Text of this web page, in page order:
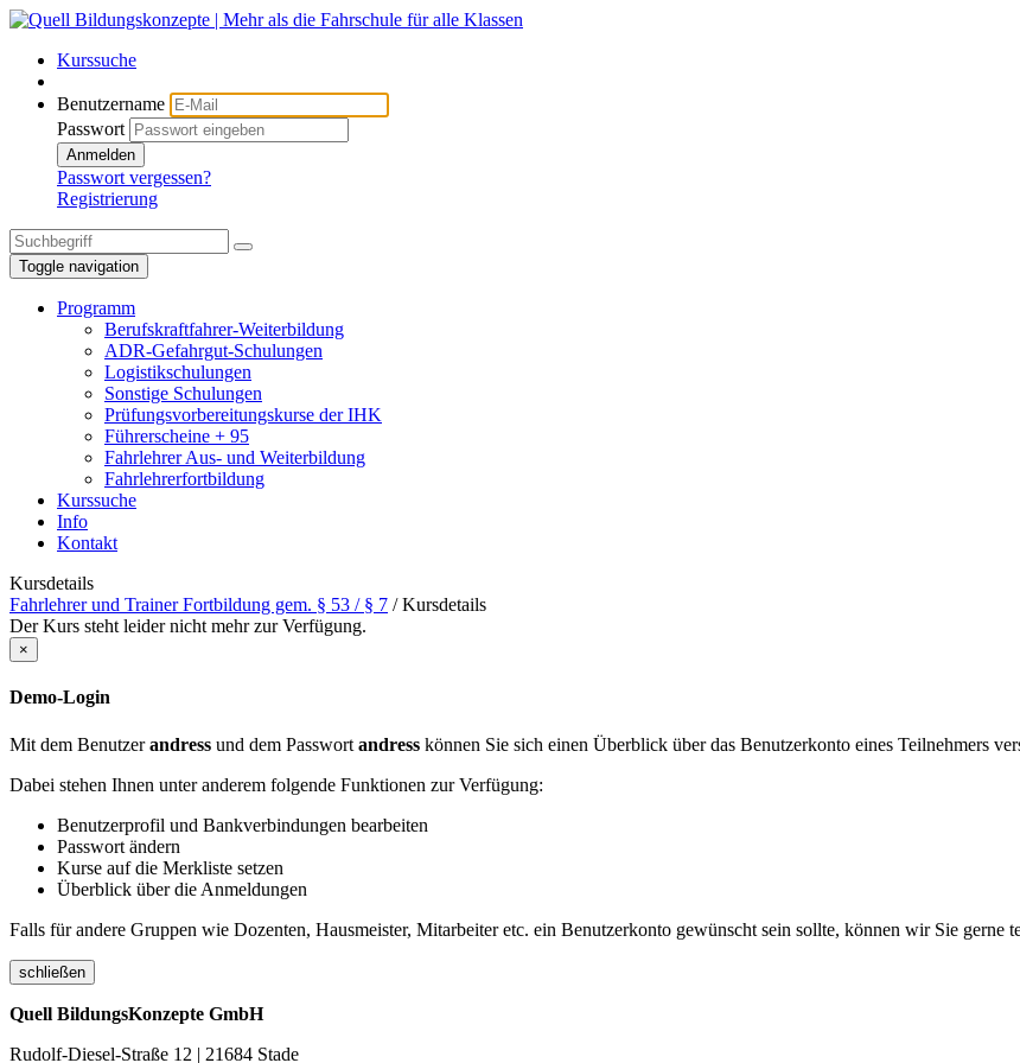
Kurssuche
Benutzername
Passwort
Anmelden
Passwort vergessen?
Registrierung
Toggle navigation
Programm
Berufskraftfahrer-Weiterbildung
ADR-Gefahrgut-Schulungen
Logistikschulungen
Sonstige Schulungen
Prüfungsvorbereitungskurse der IHK
Führerscheine + 95
Fahrlehrer Aus- und Weiterbildung
Fahrlehrerfortbildung
Kurssuche
Info
Kontakt
Kursdetails
Fahrlehrer und Trainer Fortbildung gem. § 53 / § 7 /Kursdetails
Der Kurs steht leider nicht mehr zur Verfügung.
×
Demo-Login
Mit dem Benutzerandress und dem Passwort andress können Sie sich einen Überblick über das Benutzerkonto eines Teilnehmers
Dabei stehen Ihnen unter anderem folgende Funktionen zur Verfügung:
Benutzerprofil und Bankverbindungen bearbeiten
Passwort ändern
Kurse auf die Merkliste setzen
Überblick über die Anmeldungen
Falls für andere Gruppen wie Dozenten, Hausmeister, Mitarbeiter etc. ein Benutzerkonto gewünscht sein sollte, können wir Sie gerne
schließen
Quell BildungsKonzepte GmbH
Rudolf-Diesel-Straße 12 | 21684 Stade